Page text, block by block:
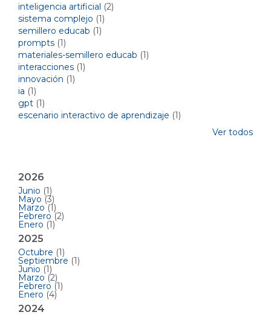
inteligencia artificial (2)
sistema complejo (1)
semillero educab (1)
prompts (1)
materiales-semillero educab (1)
interacciones (1)
innovación (1)
ia (1)
gpt (1)
escenario interactivo de aprendizaje (1)
Ver todos
2026
Junio (1)
Mayo (3)
Marzo(1)
Febrero (2)
Enero (1)
2025
Octubre (1)
Septiembre (1)
Junio (1)
Marzo(2)
Febrero (1)
Enero (4)
2024